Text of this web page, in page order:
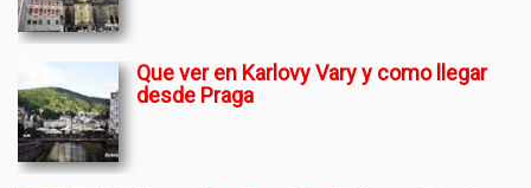
Que ver en Karlovy Vary y como llegar
desde Praga